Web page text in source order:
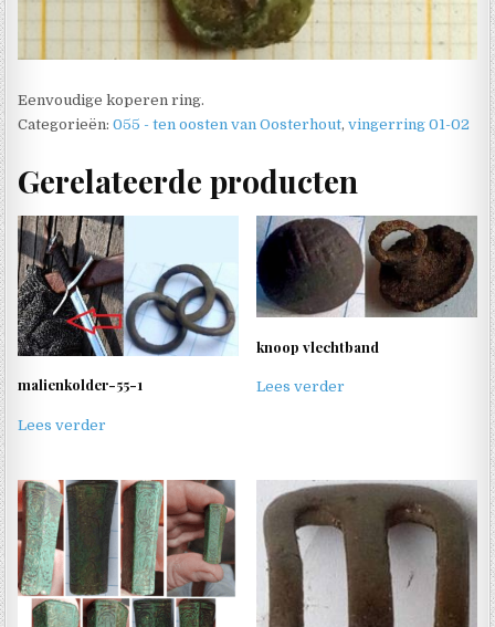
Eenvoudige koperen ring.
Categorieën:055 - ten oosten van Oosterhout,vingerring 01-02
Gerelateerde producten
malienkolder-55-1
Lees verder
knoop vlechtband
Lees verder